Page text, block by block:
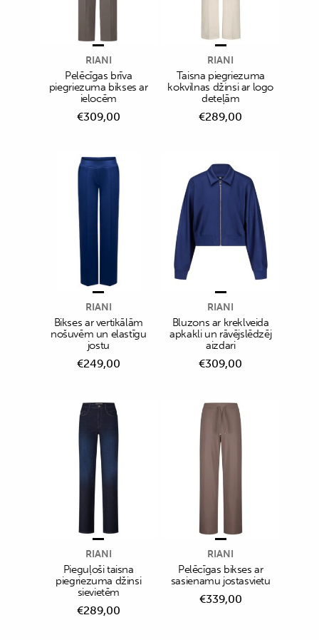
RIANI
Pelēcīgas brīva
piegriezuma bikses ar
ielocēm
€309,00
RIANI
Taisna piegriezuma
kokvilnas džinsi ar logo
deteļām
€289,00
RIANI
Bikses ar vertikālām
nošuvēm un elastīgu
jostu
€249,00
RIANI
Bluzons ar kreklveida
apkakli un rāvējslēdzēj
aizdari
€309,00
RIANI
Pieguļoši taisna
piegriezuma džinsi
sievietēm
€289,00
RIANI
Pelēcīgas bikses ar
sasienamu jostasvietu
€339,00